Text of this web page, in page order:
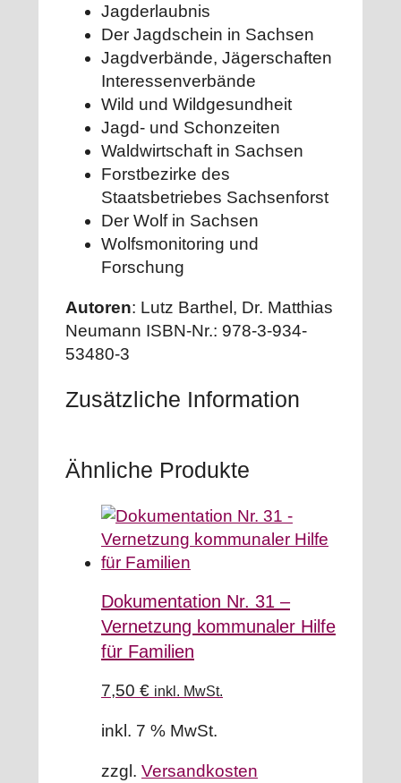
Jagderlaubnis
Der Jagdschein in Sachsen
Jagdverbände, Jägerschaften
Interessenverbände
Wild und Wildgesundheit
Jagd- und Schonzeiten
Waldwirtschaft in Sachsen
Forstbezirke des
Staatsbetriebes Sachsenforst
Der Wolf in Sachsen
Wolfsmonitoring und
Forschung
Autoren: Lutz Barthel, Dr. Matthias
Neumann ISBN-Nr.: 978-3-934-
53480-3
Zusätzliche Information
Ähnliche Produkte
Dokumentation Nr. 31 –
Vernetzung kommunaler Hilfe
für Familien
7,50 € inkl. MwSt.
inkl. 7 % MwSt.
zzgl. Versandkosten